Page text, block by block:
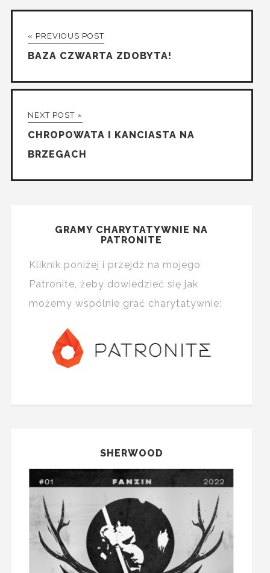
« PREVIOUS POST
BAZA CZWARTA ZDOBYTA!
NEXT POST »
CHROPOWATA I KANCIASTA NA
BRZEGACH
GRAMY CHARYTATYWNIE NA
PATRONITE
Kliknik poniżej i przejdż na mojego
Patronite, żeby dowiedzieć się jak
możemy wspólnie grać charytatywnie:
SHERWOOD